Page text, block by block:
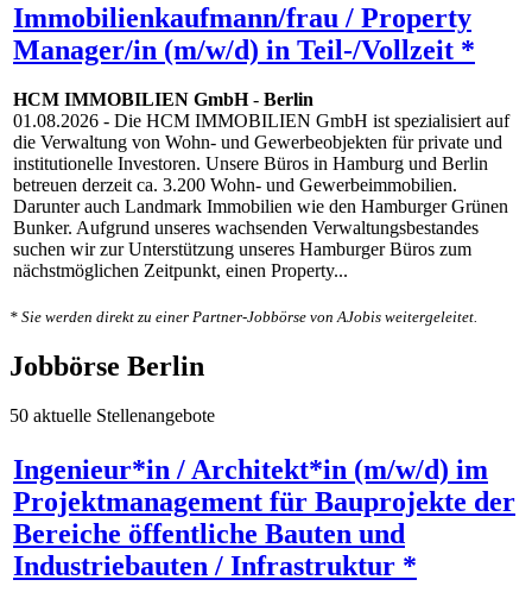
Immobilienkaufmann/frau / Property
Manager/in (m/w/d) in Teil-/Vollzeit *
HCM IMMOBILIEN GmbH- Berlin
01.08.2026 - Die HCM IMMOBILIEN GmbH ist spezialisiert auf
die Verwaltung von Wohn- und Gewerbeobjekten für private und
institutionelle Investoren. Unsere Büros in Hamburg und Berlin
betreuen derzeit ca. 3.200 Wohn- und Gewerbeimmobilien.
Darunter auch Landmark Immobilien wie den Hamburger Grünen
Bunker. Aufgrund unseres wachsenden Verwaltungsbestandes
suchen wir zur Unterstützung unseres Hamburger Büros zum
nächstmöglichen Zeitpunkt, einen Property...
* Sie werden direkt zu einer Partner-Jobbörse von AJobis weitergeleitet.
Jobbörse Berlin
50 aktuelle Stellenangebote
Ingenieur*in / Architekt*in (m/w/d) im
Projektmanagement für Bauprojekte der
Bereiche öffentliche Bauten und
Industriebauten / Infrastruktur *